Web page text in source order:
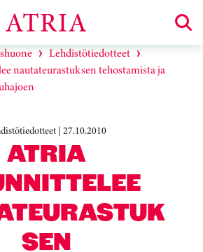
Lehdistötiedotteet
nautateurastuksen tehostamista ja
| 27.10.2010
ATRIA
SEN